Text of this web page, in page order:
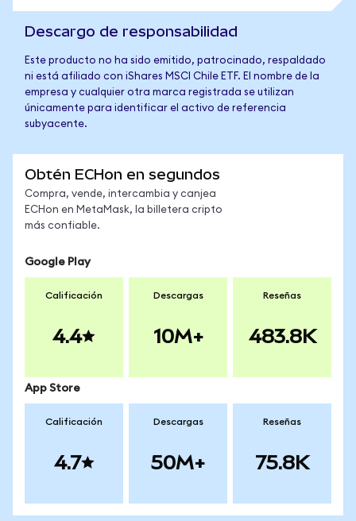
Descargo de responsabilidad
Este producto no ha sido emitido, patrocinado, respaldado
ni está afiliado con iShares MSCI Chile ETF. El nombre de la
empresa y cualquier otra marca registrada se utilizan
únicamente para identificar el activo de referencia
subyacente.
Obtén ECHon en segundos
Compra, vende, intercambia y canjea
ECHon en MetaMask, la billetera cripto
más confiable.
Google Play
Calificación
4.4
Descargas
10M+
Reseñas
483.8K
App Store
Calificación
4.7
Descargas
50M+
Reseñas
75.8K